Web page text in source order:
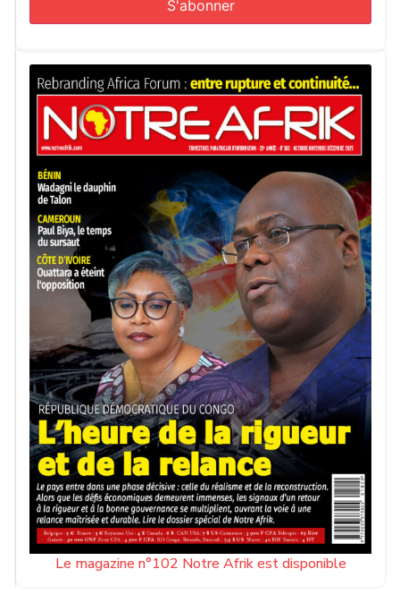
Le magazine n°102 Notre Afrik est disponible